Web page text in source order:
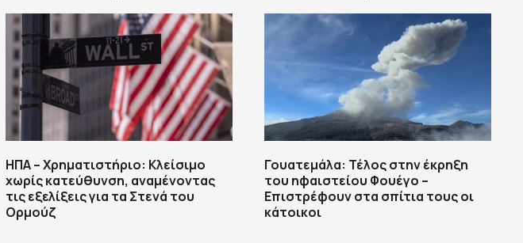
ΗΠΑ – Χρηματιστήριο: Κλείσιμο
χωρίς κατεύθυνση, αναμένοντας
τις εξελίξεις για τα Στενά του
Ορμούζ
Γουατεμάλα: Τέλος στην έκρηξη
του ηφαιστείου Φουέγο –
Επιστρέφουν στα σπίτια τους οι
κάτοικοι